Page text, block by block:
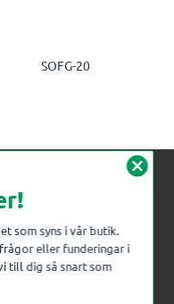
i favoriter
SOFG-20
cancel
som syns i vår butik.
eller funderingar i
till dig så snart som